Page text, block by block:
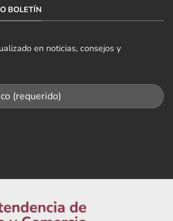
BOLETÍN
en noticias, consejos y